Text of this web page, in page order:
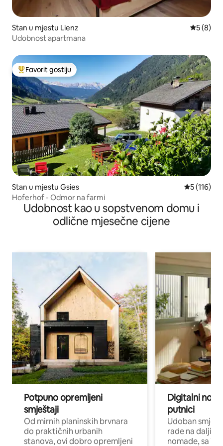
Stan u mjestu Lienz
5 (8)
Udobnost apartmana
Glavni favorit gostiju
Favorit gostiju
Stan u mjestu Gsies prosječna
5 (116)
Hoferhof - Odmor na farmi
Udobnost kao u sopstvenom domu i
odlične mjesečne cijene
Potpuno opremljeni
smještaji
Od mirnih planinskih brvnara
do praktičnih urbanih
stanova, ovi dobro opremljeni
Digitalni
putnici
Udoban
rade na
nomade, sa